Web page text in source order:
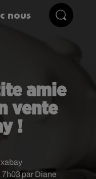
nous
amie
vente
!
7h03 par Diane